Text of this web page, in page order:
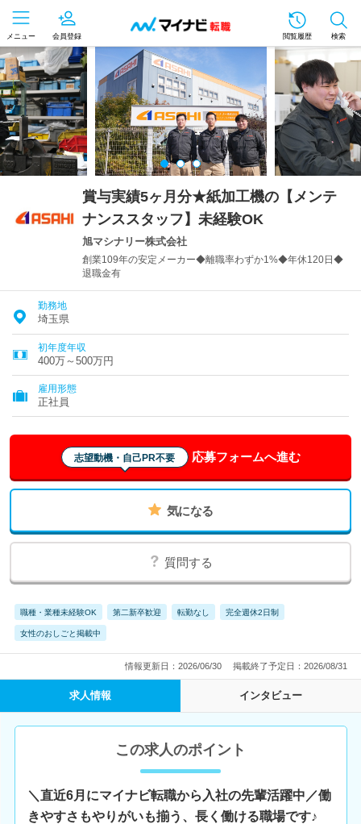
メニュー 会員登録 閲覧履歴 検索
賞与実績5ヶ月分★紙加工機の【メンテ
ナンススタッフ】未経験OK
旭マシナリー株式会社
創業109年の安定メーカー◆離職率わずか1%◆年休120日◆
退職金有
勤務地
埼玉県
初年度年収
400万～500万円
雇用形態
正社員
志望動機・自己PR不要 応募フォームへ進む
気になる
質問する
職種・業種未経験OK 第二新卒歓迎 転勤なし 完全週休2日制
女性のおしごと掲載中
情報更新日：2026/06/30 掲載終了予定日：2026/08/31
求人情報 インタビュー
この求人のポイント
＼直近6月にマイナビ転職から入社の先輩活躍中／働
きやすさもやりがいも揃う、長く働ける職場です♪